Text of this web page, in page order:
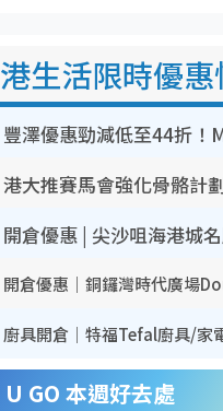
港生活限時優惠
U GO 本週好去處